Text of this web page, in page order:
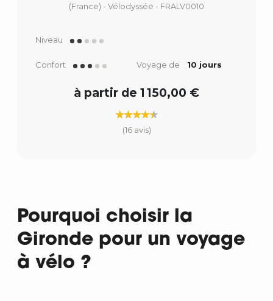
(France) - Vélodyssée - FRALV0010
Niveau
Confort Voyage de 10 jours
à partir de 1 150,00 €
(16 avis)
Pourquoi choisir la
Gironde pour un voyage
à vélo ?